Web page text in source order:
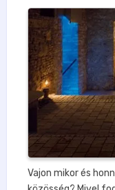
Vajon mikor és